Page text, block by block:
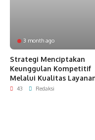
3 month ago
Strategi Menciptakan
Keunggulan Kompetitif
Melalui Kualitas
43 Redaksi